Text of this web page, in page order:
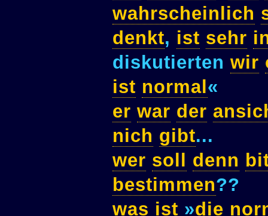
wahrscheinlich
denkt, ist sehr
diskutierten wir
ist normal «
er war der
nich gibt...
wer soll denn
bestimmen??
was ist »die